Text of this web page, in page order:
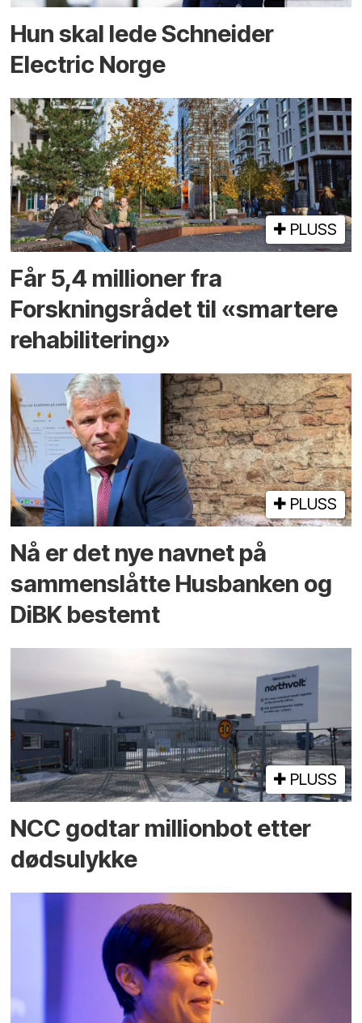
Hun skal lede Schneider
Electric Norge
PLUSS
Får 5,4 millioner fra
Forskningsrådet til «smartere
rehabilitering»
PLUSS
Nå er det nye navnet på
sammenslåtte Husbanken og
DiBK bestemt
PLUSS
NCC godtar millionbot etter
dødsulykke